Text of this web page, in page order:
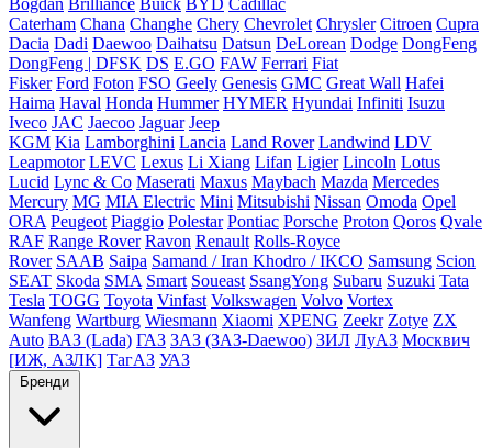
Caterham Chana Changhe Chery Chevrolet Chrysler Citroen Cupra
Dacia Dadi Daewoo Daihatsu Datsun DeLorean Dodge DongFeng
DongFeng | DFSK DS E.GO FAW Ferrari Fiat
Fisker Ford Foton FSO Geely Genesis GMC Great Wall Hafei
Haima Haval Honda Hummer HYMER Hyundai Infiniti Isuzu
Iveco JAC Jaecoo Jaguar Jeep
KGM Kia Lamborghini Lancia Land Rover Landwind LDV
Leapmotor LEVC Lexus Li Xiang Lifan Ligier Lincoln Lotus
Lucid Lync & Co Maserati Maxus Maybach Mazda Mercedes
Mercury MG MIA Electric Mini Mitsubishi Nissan Omoda Opel
ORA Peugeot Piaggio Polestar Pontiac Porsche Proton Qoros Qvale
RAF Range Rover Ravon Renault Rolls-Royce
Rover SAAB Saipa Samand / Iran Khodro / IKCO Samsung Scion
SEAT Skoda SMA Smart Soueast SsangYong Subaru Suzuki Tata
Tesla TOGG Toyota Vinfast Volkswagen Volvo Vortex
Wanfeng Wartburg Wiesmann Xiaomi XPENG Zeekr Zotye ZX
Auto ВАЗ (Lada) ГАЗ ЗАЗ (ЗАЗ-Daewoo) ЗИЛ ЛуАЗ Москвич
[ИЖ, АЗЛК] ТагАЗ УАЗ
Бренди